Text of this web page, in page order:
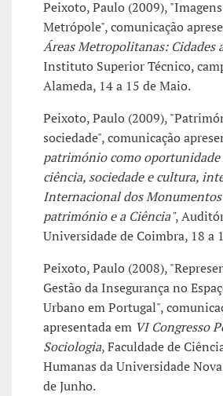
Peixoto, Paulo (2009),
Metrópole", comunicação
Áreas Metropolitanas: Cidades
Instituto Superior Técnico,
Alameda, 14 a 15 de Maio.
Peixoto, Paulo (2009),
sociedade", comunicação
património como oportunidade
ciência, sociedade e cultura,
Internacional dos
património e a Ciência",
Universidade de Coimbra, 18 a
Peixoto, Paulo (2008),
Gestão da Insegurança no
Urbano em Portugal",
apresentada em VI Congresso
Sociologia, Faculdade de
Humanas da Universidade
de Junho.